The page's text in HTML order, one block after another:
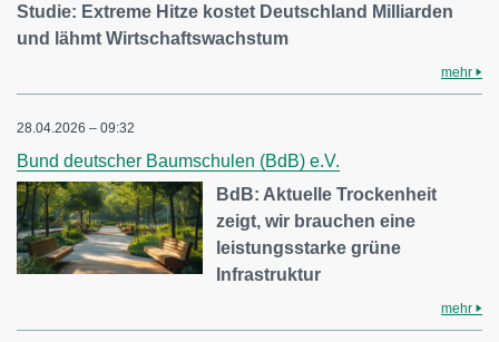
Studie: Extreme Hitze kostet Deutschland Milliarden
und lähmt Wirtschaftswachstum
mehr
28.04.2026 – 09:32
Bund deutscher Baumschulen (BdB) e.V.
BdB: Aktuelle Trockenheit
zeigt, wir brauchen eine
leistungsstarke grüne
Infrastruktur
mehr